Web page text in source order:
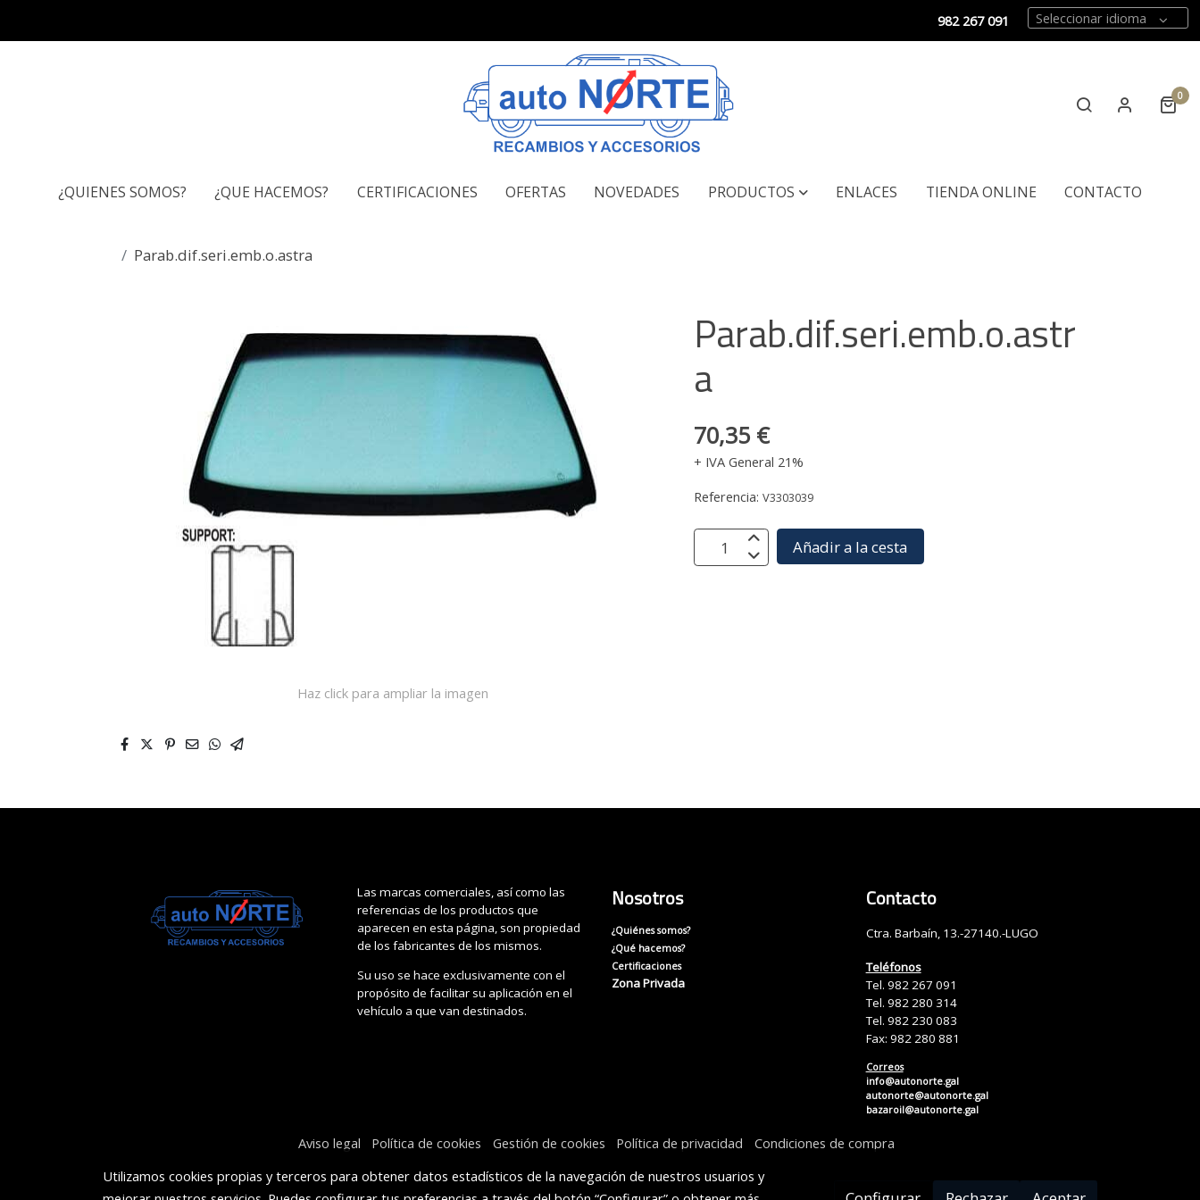
982 267 091 Seleccionar idioma
0
¿QUIENES SOMOS? ¿QUE HACEMOS? CERTIFICACIONES OFERTAS NOVEDADES PRODUCTOS ENLACES TIENDA ONLINE CONTACTO
Parab.dif.seri.emb.o.astra
Haz click para ampliar la imagen
Parab.dif.seri.emb.o.astr
a
70,35 €
+ IVA General 21%
Referencia:V3303039
Añadir a la cesta
Las marcas comerciales, así como las
referencias de los productos que
aparecen en esta página, son propiedad
de los fabricantes de los mismos.
Su uso se hace exclusivamente con el
propósito de facilitar su aplicación en el
vehículo a que van destinados.
Nosotros
¿Quiénes somos?
¿Qué hacemos?
Certificaciones
Zona Privada
Contacto
Ctra. Barbaín, 13.-27140.-LUGO
Teléfonos
Tel. 982 267 091
Tel. 982 280 314
Tel. 982 230 083
Fax: 982 280 881
Correos
info@autonorte.gal
autonorte@autonorte.gal
bazaroil@autonorte.gal
Aviso legal Política de cookies Gestión de cookies Política de privacidad
Condiciones de compra
Utilizamos cookies propias y terceros para obtener datos estadísticos de la navegación de nuestros usuarios y